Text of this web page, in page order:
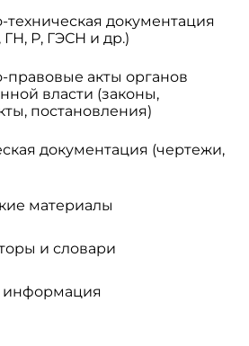
документация
Р, ГЭСН и др.)
правовые акты органов
власти (законы,
постановления)
документация (чертежи,
материалы
и словари
информация